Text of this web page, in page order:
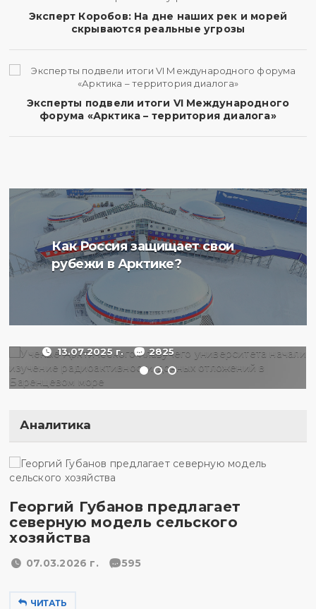
Эксперт Коробов: На дне наших рек и морей
скрываются реальные угрозы
Эксперты подвели итоги VI Международного
форума «Арктика – территория диалога»
Как Россия защищает свои
рубежи в Арктике?
Ученые Арктического
плавучего университета
радиоактивности донных
отложений в Баренцевом
13.07.2025 г. 2825
Аналитика
Георгий Губанов предлагает
северную модель сельского
хозяйства
07.03.2026 г. 595
ЧИТАТЬ